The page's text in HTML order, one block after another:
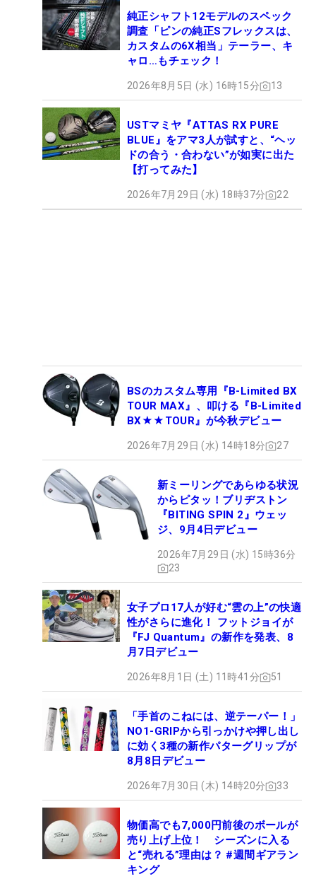
純正シャフト12モデルのスペック
調査「ピンの純正Sフレックスは、
カスタムの6X相当」テーラー、キ
ャロ…もチェック！
2026年8月5日 (水) 16時15分 13
USTマミヤ『ATTAS RX PURE
BLUE』をアマ3人が試すと、“ヘッ
ドの合う・合わない”が如実に出た
【打ってみた】
2026年7月29日 (水) 18時37分 22
BSのカスタム専用『B-Limited BX
TOUR MAX』、叩ける『B-Limited
BX★★TOUR』が今秋デビュー
2026年7月29日 (水) 14時18分 27
新ミーリングであらゆる状況
からピタッ！ブリヂストン
『BITING SPIN 2』ウェッ
ジ、9月4日デビュー
2026年7月29日 (水) 15時36分
23
女子プロ17人が好む“雲の上”の快適
性がさらに進化！ フットジョイが
『FJ Quantum』の新作を発表、8
月7日デビュー
2026年8月1日 (土) 11時41分 51
「手首のこねには、逆テーパー！」
NO1-GRIPから引っかけや押し出し
に効く3種の新作パターグリップが
8月8日デビュー
2026年7月30日 (木) 14時20分 33
物価高でも7,000円前後のボールが
売り上げ上位！ シーズンに入る
と“売れる”理由は？ #週間ギアラン
キング